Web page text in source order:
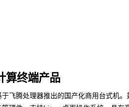
算终端产品
于飞腾处理器推出的国产化商用台式机